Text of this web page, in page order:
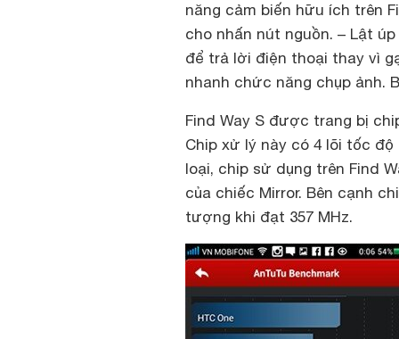
năng cảm biến hữu ích trên
cho nhấn nút nguồn. – Lật
để trả lời điện thoại thay vì
nhanh chức năng chụp ảnh.
Find Way S được trang bị
Chip xử lý này có 4 lõi tốc độ
loại, chip sử dụng trên Find
của chiếc Mirror. Bên cạnh
tượng khi đạt 357 MHz.